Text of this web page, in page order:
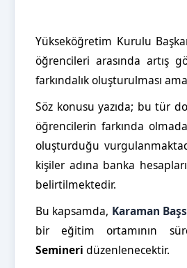
Yükseköğretim Kurulu
öğrencileri arasında artış
farkındalık oluşturulması
Söz konusu yazıda; bu tür
öğrencilerin farkında
oluşturduğu
kişiler adına banka
belirtilmektedir.
Bu kapsamda, Karaman
bir eğitim ortamının
Semineri düzenlenecektir.